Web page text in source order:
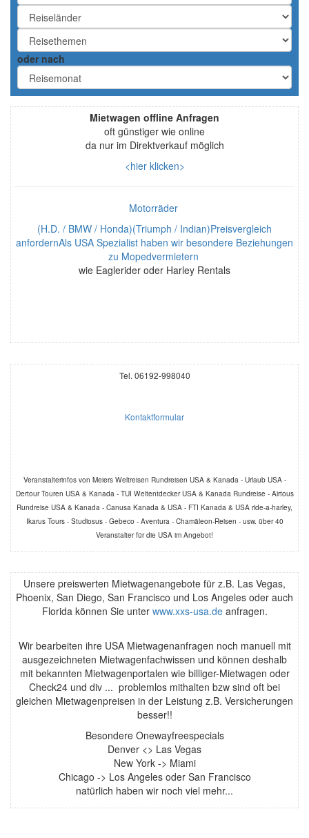
oder nach
Mietwagen offline Anfragen
oft günstiger wie online
da nur im Direktverkauf möglich
<hier klicken>
Motorräder
(H.D. / BMW / Honda)(Triumph / Indian)Preisvergleich
anfordernAls USA Spezialist haben wir besondere Beziehungen
zu Mopedvermietern
wie Eaglerider oder Harley Rentals
Tel. 06192-998040
Kontaktformular
Veranstalterinfos von Meiers Weltreisen Rundreisen USA & Kanada - Urlaub USA -
Dertour Touren USA & Kanada - TUI Weltentdecker USA & Kanada Rundreise - Airtous
Rundreise USA & Kanada - Canusa Kanada & USA - FTI Kanada & USA ride-a-harley,
Ikarus Tours - Studiosus - Gebeco - Aventura - Chamäleon-Reisen - usw. über 40
Veranstalter für die USA im Angebot!
Unsere preiswerten Mietwagenangebote für z.B. Las Vegas,
Phoenix, San Diego, San Francisco und Los Angeles oder auch
Florida können Sie unter www.xxs-usa.deanfragen.
Wir bearbeiten ihre USA Mietwagenanfragen noch manuell mit
ausgezeichneten Mietwagenfachwissen und können deshalb
mit bekannten Mietwagenportalen wie billiger-Mietwagen oder
Check24 und div ... problemlos mithalten bzw sind oft bei
gleichen Mietwagenpreisen in der Leistung z.B. Versicherungen
besser!!
Besondere Onewayfreespecials
Denver <> Las Vegas
New York -> Miami
Chicago -> Los Angeles oder San Francisco
natürlich haben wir noch viel mehr...